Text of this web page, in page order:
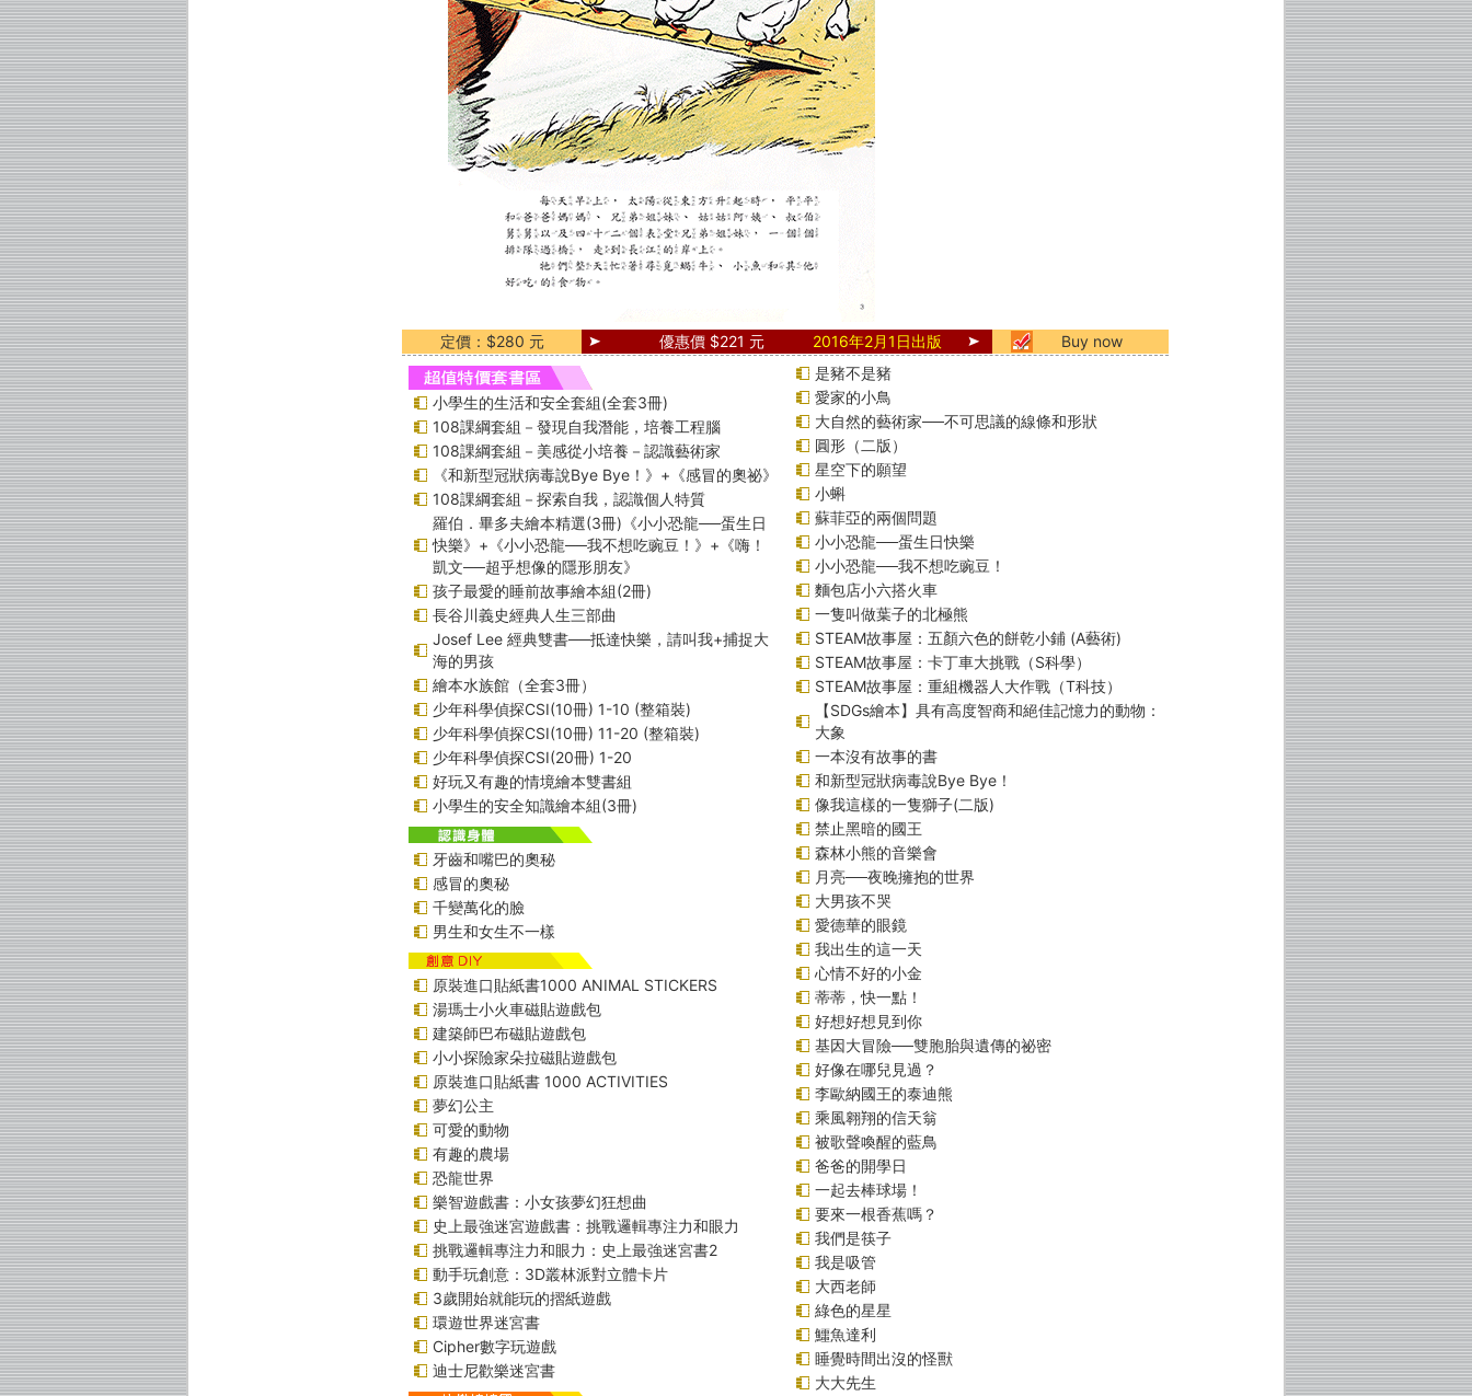
定價：$280 元 優惠價 $221 元 2016年2月1日出版 Buy now
小學生的生活和安全套組(全套3冊)
108課綱套組－發現自我潛能，培養工程腦
108課綱套組－美感從小培養－認識藝術家
《和新型冠狀病毒說Bye Bye！》+《感冒的奧祕》
108課綱套組－探索自我，認識個人特質
羅伯．畢多夫繪本精選(3冊)《小小恐龍──蛋生日
快樂》+《小小恐龍──我不想吃豌豆！》+《嗨！
凱文──超乎想像的隱形朋友》
孩子最愛的睡前故事繪本組(2冊)
長谷川義史經典人生三部曲
Josef Lee 經典雙書──抵達快樂，請叫我+捕捉大
海的男孩
繪本水族館（全套3冊）
少年科學偵探CSI(10冊) 1-10 (整箱裝)
少年科學偵探CSI(10冊) 11-20 (整箱裝)
少年科學偵探CSI(20冊) 1-20
好玩又有趣的情境繪本雙書組
小學生的安全知識繪本組(3冊)
牙齒和嘴巴的奧秘
感冒的奧秘
千變萬化的臉
男生和女生不一樣
原裝進口貼紙書1000 ANIMAL STICKERS
湯瑪士小火車磁貼遊戲包
建築師巴布磁貼遊戲包
小小探險家朵拉磁貼遊戲包
原裝進口貼紙書 1000 ACTIVITIES
夢幻公主
可愛的動物
有趣的農場
恐龍世界
樂智遊戲書：小女孩夢幻狂想曲
史上最強迷宮遊戲書：挑戰邏輯專注力和眼力
挑戰邏輯專注力和眼力：史上最強迷宮書2
動手玩創意：3D叢林派對立體卡片
3歲開始就能玩的摺紙遊戲
環遊世界迷宮書
Cipher數字玩遊戲
迪士尼歡樂迷宮書
是豬不是豬
愛家的小鳥
大自然的藝術家──不可思議的線條和形狀
圓形（二版）
星空下的願望
小蝌
蘇菲亞的兩個問題
小小恐龍──蛋生日快樂
小小恐龍──我不想吃豌豆！
麵包店小六搭火車
一隻叫做葉子的北極熊
STEAM故事屋：五顏六色的餅乾小鋪 (A藝術)
STEAM故事屋：卡丁車大挑戰（S科學）
STEAM故事屋：重組機器人大作戰（T科技）
【SDGs繪本】具有高度智商和絕佳記憶力的動物：
大象
一本沒有故事的書
和新型冠狀病毒說Bye Bye！
像我這樣的一隻獅子(二版)
禁止黑暗的國王
森林小熊的音樂會
月亮──夜晚擁抱的世界
大男孩不哭
愛德華的眼鏡
我出生的這一天
心情不好的小金
蒂蒂，快一點！
好想好想見到你
基因大冒險──雙胞胎與遺傳的祕密
好像在哪兒見過？
李歐納國王的泰迪熊
乘風翱翔的信天翁
被歌聲喚醒的藍鳥
爸爸的開學日
一起去棒球場！
要來一根香蕉嗎？
我們是筷子
我是吸管
大西老師
綠色的星星
鱷魚達利
睡覺時間出沒的怪獸
大大先生